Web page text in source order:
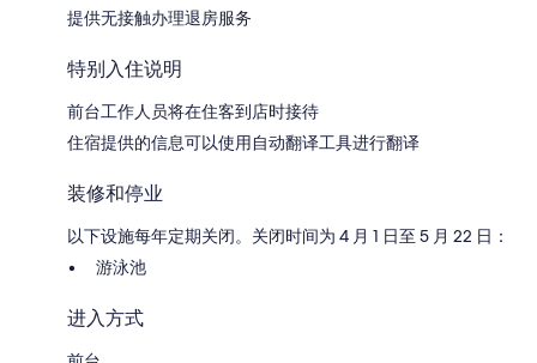
提供无接触办理退房服务
特别入住说明
前台工作人员将在住客到店时接待
住宿提供的信息可以使用自动翻译工具进行翻译
装修和停业
以下设施每年定期关闭。关闭时间为 4 月 1 日至 5 月 22 日：
游泳池
进入方式